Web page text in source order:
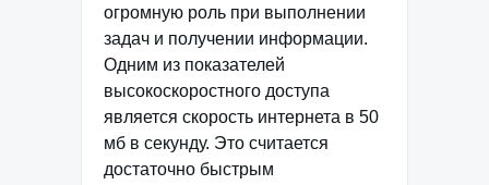
огромную роль при выполнении
задач и получении информации.
Одним из показателей
высокоскоростного доступа
является скорость интернета в 50
мб в секунду. Это считается
достаточно быстрым